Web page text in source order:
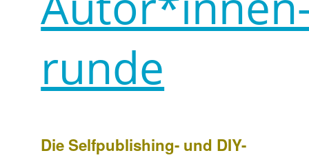
runde
Die Selfpublishing- und DIY-